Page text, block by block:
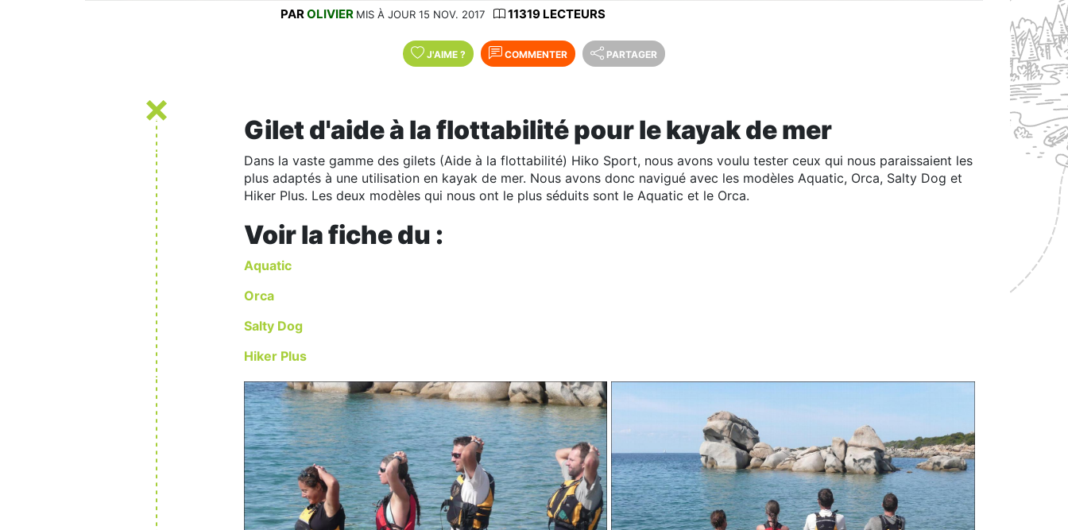
PAROLIVIER MIS À JOUR 15 NOV. 2017 11319 LECTEURS
J'AIME ? COMMENTER PARTAGER
Gilet d'aide à la flottabilité pour le kayak de mer
Dans la vaste gamme des gilets (Aide à la flottabilité) Hiko Sport, nous avons voulu tester ceux qui nous paraissaient les
plus adaptés à une utilisation en kayak de mer. Nous avons donc navigué avec les modèles Aquatic, Orca, Salty Dog et
Hiker Plus. Les deux modèles qui nous ont le plus séduits sont le Aquatic et le Orca.
Voir la fiche du :
Aquatic
Orca
Salty Dog
Hiker Plus